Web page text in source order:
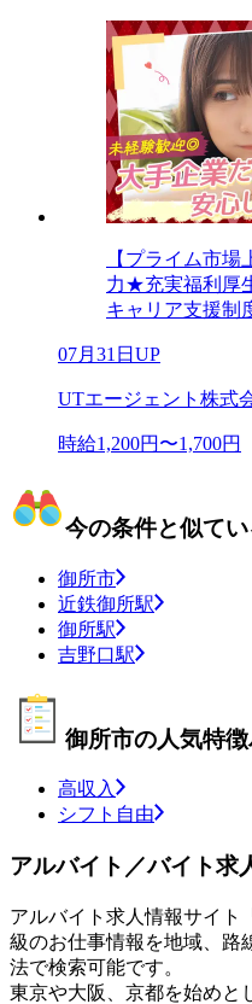
【プライム市
力★充実福利厚
キャリア支援
07月31日UP
UTエージェント株式
時給1,200円〜1,700円
今の条件と似て
御所市
近鉄御所駅
御所駅
吉野口駅
御所市の人気特
高収入
シフト自由
アルバイト／バイト求
アルバイト求人情報サイト
級のお仕事情報を地域、路
法で検索可能です。
東京や大阪、京都を始めと